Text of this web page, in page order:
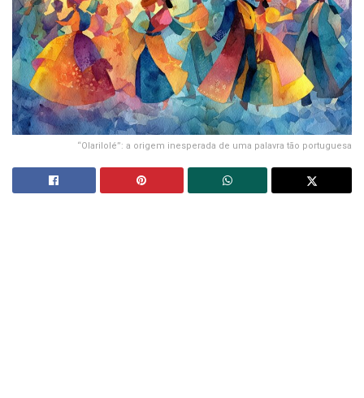
“Olarilolé”: a origem inesperada de uma palavra tão portuguesa